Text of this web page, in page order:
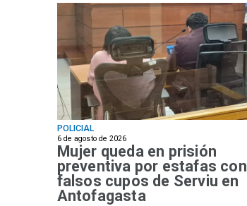
POLICIAL
6 de agosto de 2026
Mujer queda en prisión
preventiva por estafas con
falsos cupos de Serviu en
Antofagasta